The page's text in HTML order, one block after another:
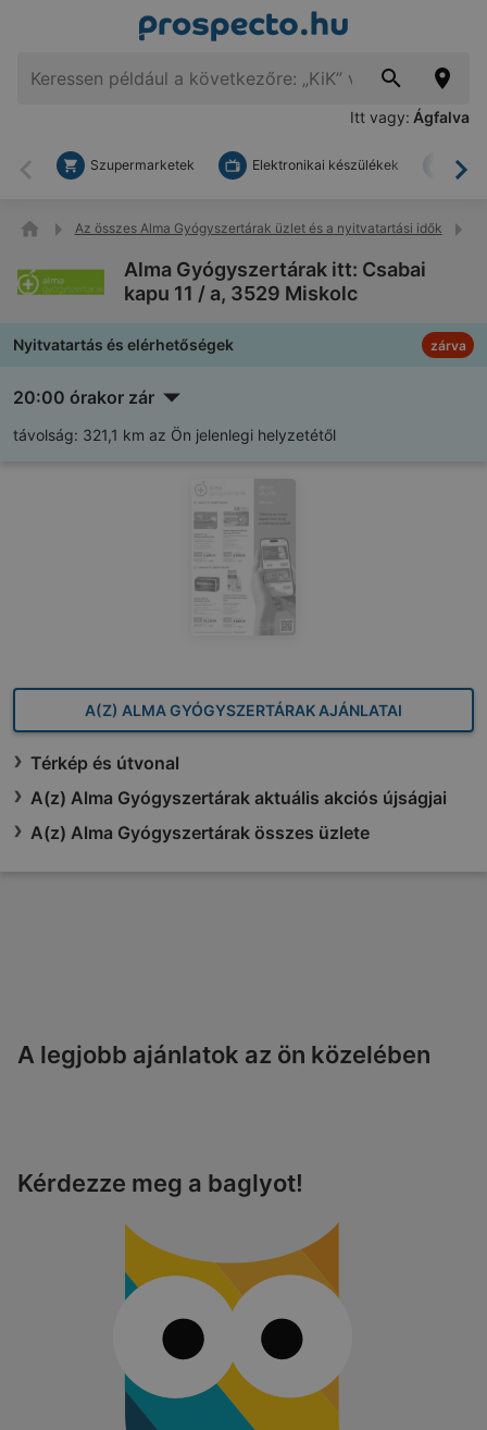
Itt vagy: Ágfalva
Vissza
Szupermarketek Elektronikai készülékek
Az összes Alma Gyógyszertárak üzlet és a nyitvatartási idők
Alma Gyógyszertárak itt: Csabai
kapu 11 / a, 3529 Miskolc
Nyitvatartás és elérhetőségek zárva
20:00 órakor zár
távolság: 321,1 km az Ön jelenlegi helyzetétől
A(Z) ALMA GYÓGYSZERTÁRAK AJÁNLATAI
Térkép és útvonal
A(z) Alma Gyógyszertárak aktuális akciós újságjai
A(z) Alma Gyógyszertárak összes üzlete
A legjobb ajánlatok az ön közelében
Kérdezze meg a baglyot!